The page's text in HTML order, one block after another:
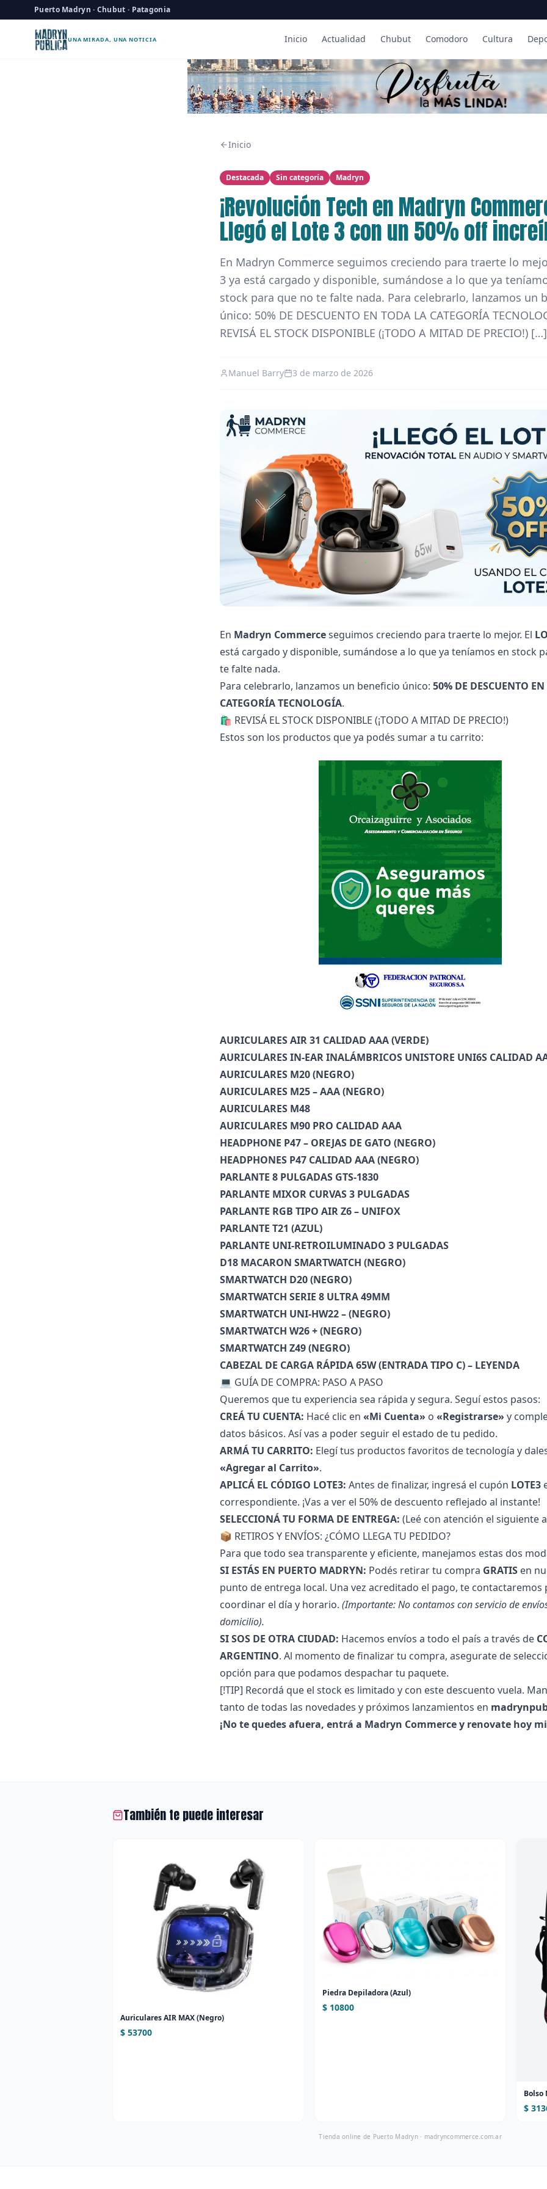
Puerto Madryn · Chubut · Patagonia
UNA MIRADA, UNA NOTICIA Inicio Actualidad Chubut Comodoro Cultura
Inicio
Destacada Sin categoría Madryn
¡Revolución Tech en Madryn
Llegó el Lote 3 con un 50% off
En Madryn Commerce seguimos creciendo para traerte lo
3 ya está cargado y disponible, sumándose a lo que ya
stock para que no te falte nada. Para celebrarlo, lanzamos un
único: 50% DE DESCUENTO EN TODA LA CATEGORÍA
REVISÁ EL STOCK DISPONIBLE (¡TODO A MITAD DE PRECIO!) […]
Manuel Barry 3 de marzo de 2026
En Madryn Commerceseguimos creciendo para traerte lo mejor. El
está cargado y disponible, sumándose a lo que ya teníamos en stock
te falte nada.
Para celebrarlo, lanzamos un beneficio único: 50% DE DESCUENTO
CATEGORÍA TECNOLOGÍA.
🛍️ REVISÁ EL STOCK DISPONIBLE (¡TODO A MITAD DE PRECIO!)
Estos son los productos que ya podés sumar a tu carrito:
AURICULARES AIR 31 CALIDAD AAA (VERDE)
AURICULARES IN-EAR INALÁMBRICOS UNISTORE UNI6S CALIDAD
AURICULARES M20 (NEGRO)
AURICULARES M25 – AAA (NEGRO)
AURICULARES M48
AURICULARES M90 PRO CALIDAD AAA
HEADPHONE P47 – OREJAS DE GATO (NEGRO)
HEADPHONES P47 CALIDAD AAA (NEGRO)
PARLANTE 8 PULGADAS GTS-1830
PARLANTE MIXOR CURVAS 3 PULGADAS
PARLANTE RGB TIPO AIR Z6 – UNIFOX
PARLANTE T21 (AZUL)
PARLANTE UNI-RETROILUMINADO 3 PULGADAS
D18 MACARON SMARTWATCH (NEGRO)
SMARTWATCH D20 (NEGRO)
SMARTWATCH SERIE 8 ULTRA 49MM
SMARTWATCH UNI-HW22 – (NEGRO)
SMARTWATCH W26 + (NEGRO)
SMARTWATCH Z49 (NEGRO)
CABEZAL DE CARGA RÁPIDA 65W (ENTRADA TIPO C) – LEYENDA
💻 GUÍA DE COMPRA: PASO A PASO
Queremos que tu experiencia sea rápida y segura. Seguí estos pasos:
CREÁ TU CUENTA: Hacé clic en «Mi Cuenta» o «Registrarse» y
datos básicos. Así vas a poder seguir el estado de tu pedido.
ARMÁ TU CARRITO: Elegí tus productos favoritos de tecnología y
«Agregar al Carrito».
APLICÁ EL CÓDIGO LOTE3: Antes de finalizar, ingresá el cupón LOTE3
correspondiente. ¡Vas a ver el 50% de descuento reflejado al instante!
SELECCIONÁ TU FORMA DE ENTREGA: (Leé con atención el siguiente
📦 RETIROS Y ENVÍOS: ¿CÓMO LLEGA TU PEDIDO?
Para que todo sea transparente y eficiente, manejamos estas dos
SI ESTÁS EN PUERTO MADRYN: Podés retirar tu compra GRATIS en
punto de entrega local. Una vez acreditado el pago, te contactaremos
coordinar el día y horario. (Importante: No contamos con servicio de
domicilio).
SI SOS DE OTRA CIUDAD: Hacemos envíos a todo el país a través de
ARGENTINO. Al momento de finalizar tu compra, asegurate de
opción para que podamos despachar tu paquete.
[!TIP] Recordá que el stock es limitado y con este descuento vuela.
tanto de todas las novedades y próximos lanzamientos en
¡No te quedes afuera, entrá a Madryn Commerce y renovate hoy
También te puede interesar
Auriculares AIR MAX (Negro)
$ 53700
Piedra Depiladora (Azul)
$ 10800
Bolso
$
Tienda online de Puerto Madryn · madryncommerce.com.ar